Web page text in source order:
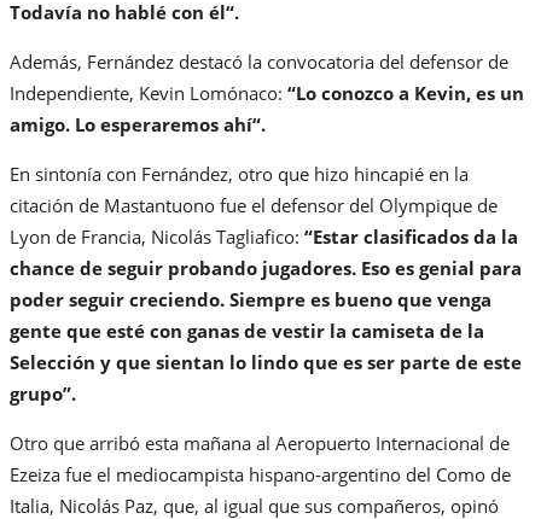
Todavía no hablé con él“.
Además, Fernández destacó la convocatoria del defensor de
Independiente, Kevin Lomónaco: “Lo conozco a Kevin, es un
amigo. Lo esperaremos ahí“.
En sintonía con Fernández, otro que hizo hincapié en la
citación de Mastantuono fue el defensor del Olympique de
Lyon de Francia, Nicolás Tagliafico: “Estar clasificados da la
chance de seguir probando jugadores. Eso es genial para
poder seguir creciendo. Siempre es bueno que venga
gente que esté con ganas de vestir la camiseta de la
Selección y que sientan lo lindo que es ser parte de este
grupo”.
Otro que arribó esta mañana al Aeropuerto Internacional de
Ezeiza fue el mediocampista hispano-argentino del Como de
Italia, Nicolás Paz, que, al igual que sus compañeros, opinó